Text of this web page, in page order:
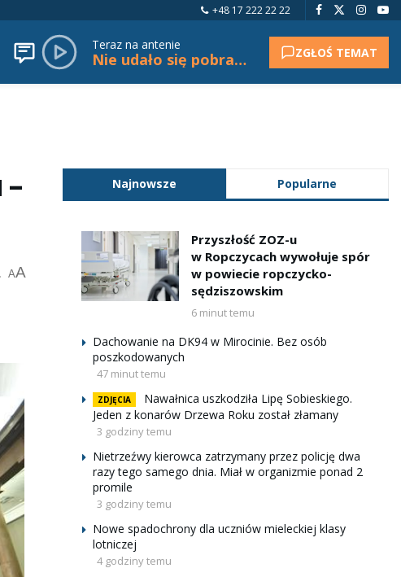
+48 17 222 22 22
Teraz na antenie
Nie udało się pobrać tytułu. ZGŁOŚ TEMAT
AA
Najnowsze Popularne
Przyszłość ZOZ-u
w Ropczycach wywołuje spór
w powiecie ropczycko-
sędziszowskim
6 minut temu
Dachowanie na DK94 w Mirocinie. Bez osób
poszkodowanych
47 minut temu
ZDJĘCIA
Nawałnica uszkodziła Lipę Sobieskiego.
Jeden z konarów Drzewa Roku został złamany
3 godziny temu
Nietrzeźwy kierowca zatrzymany przez policję dwa
razy tego samego dnia. Miał w organizmie ponad 2
promile
3 godziny temu
Nowe spadochrony dla uczniów mieleckiej klasy
lotniczej
4 godziny temu